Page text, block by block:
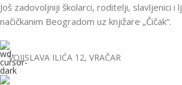
Još zadovoljniji školarci, roditelji, slavljenici i
načičkanim Beogradom uz knjižare „Čičak“.
VOJISLAVA ILIĆA 12, VRAČAR